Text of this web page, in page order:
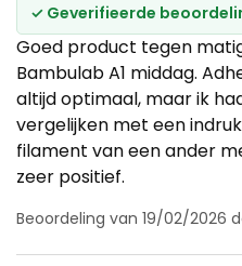
✓ Geverifieerde
Goed product tegen
Bambulab A1 middag.
altijd optimaal, maar ik
vergelijken met een
filament van een ander
zeer positief.
Beoordeling van 19/02/2026